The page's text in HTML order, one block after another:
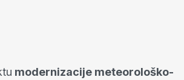
modernizacije meteorološko-